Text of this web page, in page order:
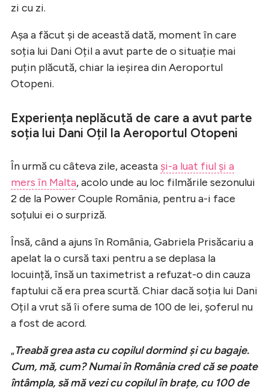
zi cu zi.
Așa a făcut și de această dată, moment în care
soția lui Dani Oțil a avut parte de o situație mai
puțin plăcută, chiar la ieșirea din Aeroportul
Otopeni.
Experiența neplăcută de care a avut parte
soția lui Dani Oțil la Aeroportul Otopeni
În urmă cu câteva zile, aceasta și-a luat fiul și a
mers în Malta, acolo unde au loc filmările sezonului
2 de la Power Couple România, pentru a-i face
soțului ei o surpriză.
Însă, când a ajuns în România, Gabriela Prisăcariu a
apelat la o cursă taxi pentru a se deplasa la
locuință, însă un taximetrist a refuzat-o din cauza
faptului că era prea scurtă. Chiar dacă soția lui Dani
Oțil a vrut să îi ofere suma de 100 de lei, șoferul nu
a fost de acord.
„Treabă grea asta cu copilul dormind și cu bagaje.
Cum, mă, cum? Numai în România cred că se poate
întâmpla, să mă vezi cu copilul în brațe, cu 100 de